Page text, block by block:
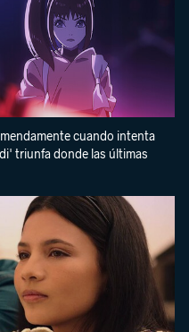
cuando intenta
triunfa donde las últimas